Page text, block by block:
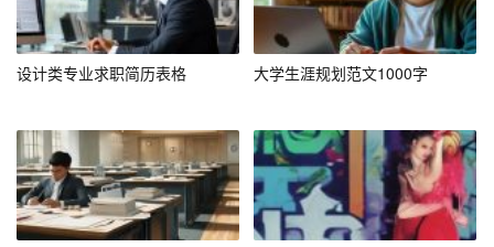
4. 协助公司进行国际交流，拓展业务范围。
四、个人优势
决学生的学习问题。
2. 敏锐的洞察力，能够准确把握学员需求，制定个性化的
学习方案。
设计类专业求职简历表格 大学生涯规划范文1000字